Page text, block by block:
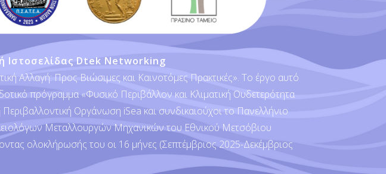
Dtek Networking
Αλλαγή: Προς Βιώσιμες και Καινοτόμες Πρακτικές». Το έργο αυτό
πρόγραμμα «Φυσικό Περιβάλλον και Κλιματική Ουδετερότητα
Οργάνωση iSea και συνδικαιούχοι το Πανελλήνιο
Μεταλλουργών Μηχανικών του Εθνικού Μετσόβιου
ολοκλήρωσής του οι 16 μήνες (Σεπτέμβριος 2025-Δεκέμβριος